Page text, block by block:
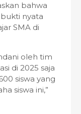
bahwa
nyata
SMA di
oleh tim
di 2025 saja
siswa yang
siswa ini,”